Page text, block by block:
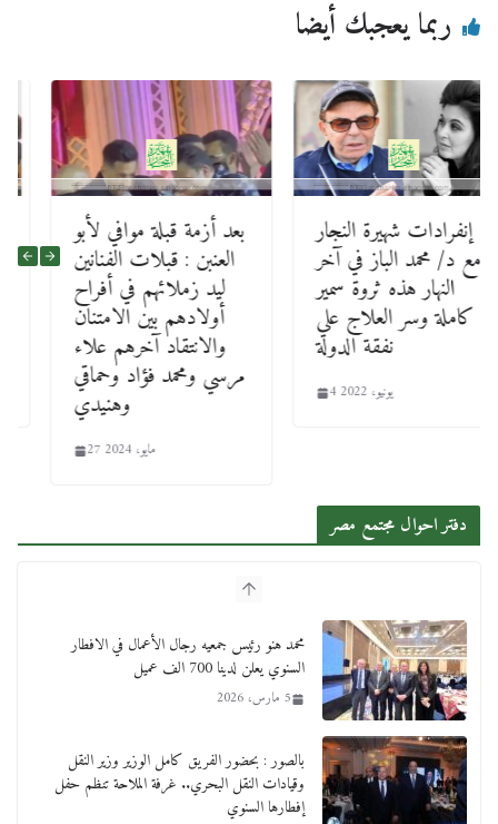
ربما يعجبك أيضا
بعد أزمة قبلة موافي لأبو
العنبن : قبلات الفنانين
ليد زملائهم في أفراح
أولادهم بين الامتنان
والانتقاد آخرهم علاء
مرسي ومحمد فؤاد وحماقي
وهنيدي
27 مايو، 2024
إنفرادات شهيرة النجار
مع د/ محمد الباز في آخر
النهار هذه ثروة سمير
كاملة وسر العلاج علي
نفقة الدولة
4 يونيو، 2022
دفتر احوال مجتمع مصر
محمد هنو رئيس جمعيه رجال الأعمال في الافطار
السنوي يعلن لدينا 700 الف عميل
5 مارس، 2026
بالصور : بحضور الفريق كامل الوزير وزير النقل
وقيادات النقل البحري.. غرفة الملاحة تنظم حفل
إفطارها السنوي